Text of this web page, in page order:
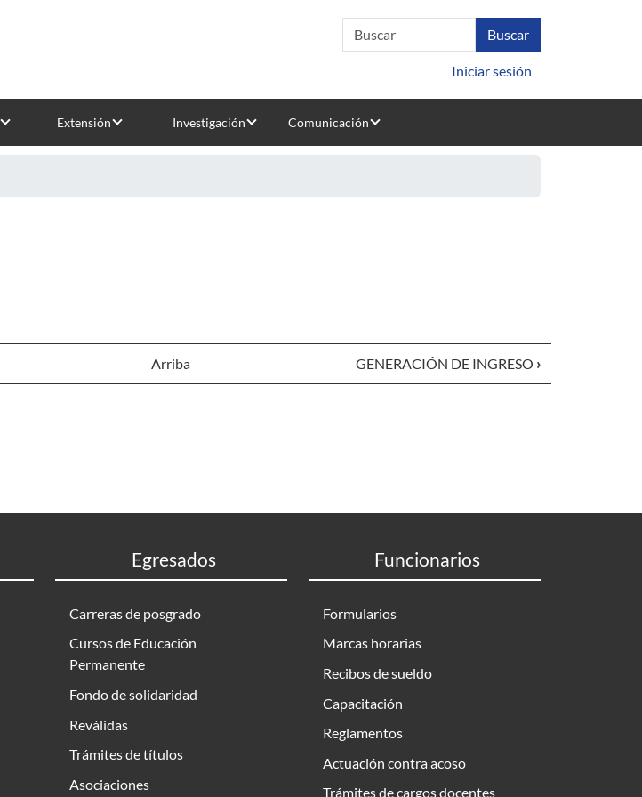
Iniciar sesión
Extensión Investigación Comunicación
Arriba GENERACIÓN DE INGRESO ›
Egresados
Carreras de posgrado
Cursos de Educación
Permanente
Fondo de solidaridad
Reválidas
Trámites de títulos
Asociaciones
Funcionarios
Formularios
Marcas horarias
Recibos de sueldo
Capacitación
Reglamentos
Actuación contra acoso
Trámites de cargos docentes